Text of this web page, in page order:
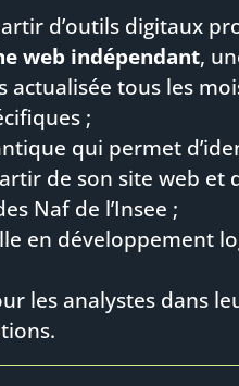
d’outils digitaux
web indépendant,
actualisée tous les
;
qui permet
de son site web et
Naf de l’Insee ;
en développement
les analystes dans